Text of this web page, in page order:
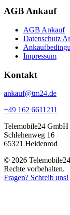
AGB Ankauf
AGB Ankauf
Datenschutz
Impressum
Kontakt
ankauf@tm24.de
+49 162 6611211
Telemobile24 GmbH
Schlehenweg 16
65321 Heidenrod
© 2026
Rechte vorbehalten.
Fragen? Schreib uns!